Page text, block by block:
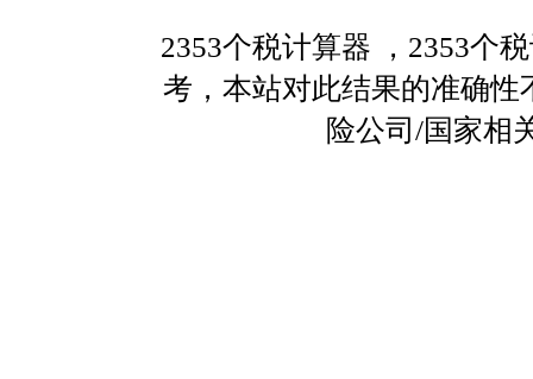
2353个税计算器
，2353个
考，本站对此结果的准确
险公司/国家相